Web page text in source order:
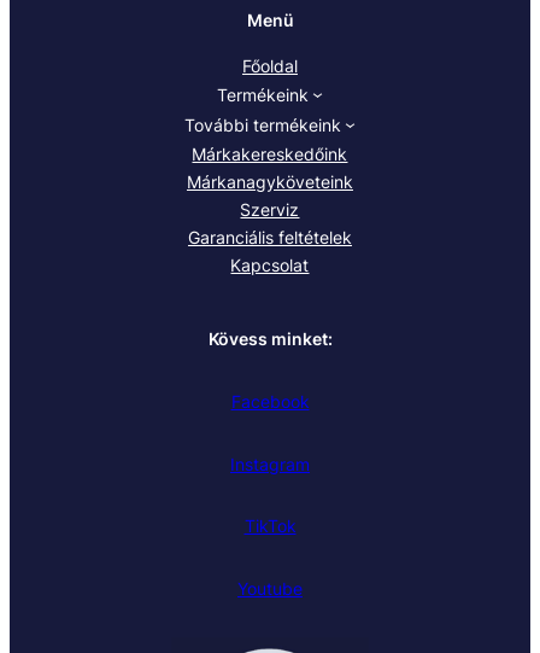
Menü
Főoldal
Termékeink
További termékeink
Márkakereskedőink
Márkanagyköveteink
Szerviz
Garanciális feltételek
Kapcsolat
Kövess minket:
Facebook
Instagram
TikTok
Youtube